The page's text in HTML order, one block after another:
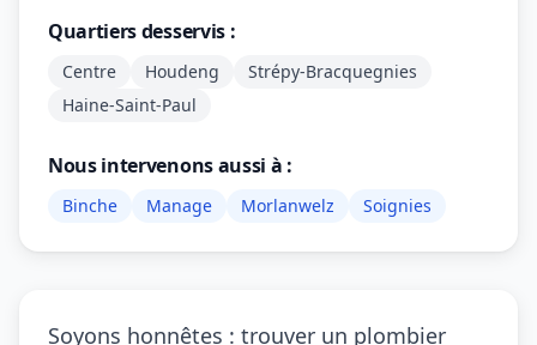
Quartiers desservis :
Centre Houdeng
Strépy-Bracquegnies
Haine-Saint-Paul
Nous intervenons aussi à :
Binche Manage Morlanwelz Soignies
Soyons honnêtes : trouver un plombier